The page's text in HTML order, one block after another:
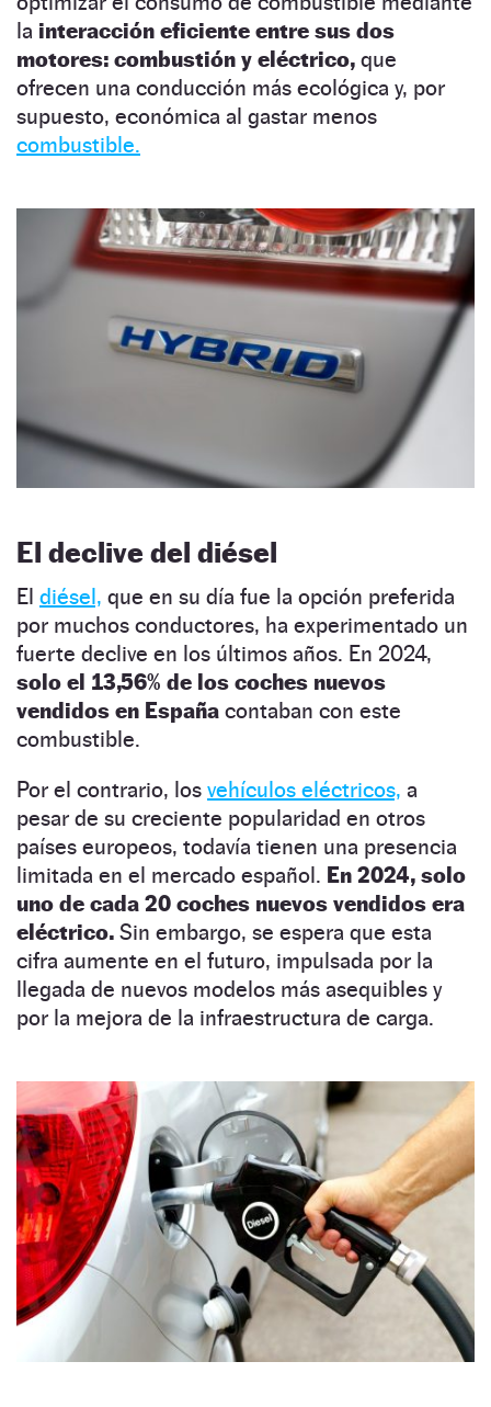
la interacción eficiente entre sus dos
motores: combustión y eléctrico, que
ofrecen una conducción más ecológica y, por
supuesto, económica al gastar menos
combustible.
El declive del diésel
El diésel, que en su día fue la opción preferida
por muchos conductores, ha experimentado un
fuerte declive en los últimos años. En 2024,
solo el 13,56% de los coches nuevos
vendidos en España contaban con este
combustible.
Por el contrario, los vehículos eléctricos, a
pesar de su creciente popularidad en otros
países europeos, todavía tienen una presencia
limitada en el mercado español. En 2024, solo
uno de cada 20 coches nuevos vendidos era
eléctrico. Sin embargo, se espera que esta
cifra aumente en el futuro, impulsada por la
llegada de nuevos modelos más asequibles y
por la mejora de la infraestructura de carga.